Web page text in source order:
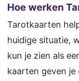
Hoe werken
Tarotkaarten
huidige situatie,
kun je zien als
kaarten geven je